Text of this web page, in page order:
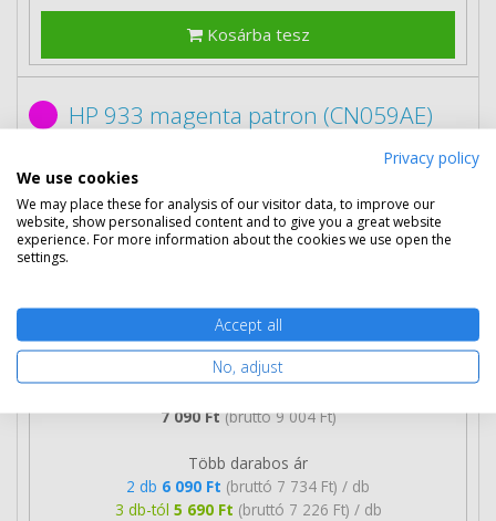
Kosárba tesz
HP 933 magenta patron (CN059AE)
7 090 Ft (bruttó 9 004 Ft)
Több darabos ár
2 db 6 090 Ft (bruttó 7 734 Ft) / db
3 db-tól 5 690 Ft (bruttó 7 226 Ft) / db
Privacy policy
We use cookies
We may place these for analysis of our visitor data, to improve our
website, show personalised content and to give you a great website
experience. For more information about the cookies we use open the
settings.
Accept all
No, adjust